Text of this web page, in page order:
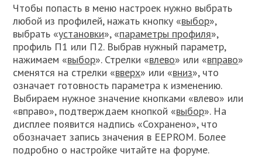
Чтобы попасть в меню настроек нужно выбрать
любой из профилей, нажать кнопку «выбор»,
выбрать «установки», «параметры профиля»,
профиль П1 или П2. Выбрав нужный параметр,
нажимаем «выбор». Стрелки «влево» или «вправо»
сменятся на стрелки «вверх» или «вниз», что
означает готовность параметра к изменению.
Выбираем нужное значение кнопками «влево» или
«вправо», подтверждаем кнопкой «выбор». На
дисплее появится надпись «Сохранено», что
обозначает запись значения в EEPROM. Более
подробно о настройке читайте на форуме.